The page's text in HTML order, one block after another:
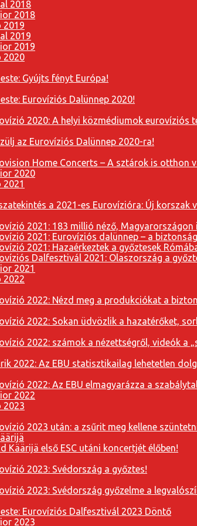
2018
2018
2019
2019
2019
2020
Gyújts fényt Európa!
Eurovíziós Dalünnep 2020!
2020: A helyi közmédiumok eurovíziós
az Eurovíziós Dalünnep 2020-ra!
Home Concerts – A sztárok is otthon
2020
2021
a 2021-es Eurovízióra: Új korszak
2021: 183 millió néző,
2021: Eurovíziós dalünnep – a
2021: Hazaérkeztek a győztesek
Dalfesztivál 2021: Olaszország a
2021
2022
2022: Nézd meg a produkciókat a
2022: Sokan üdvözlik a hazatérőket,
2022: számok a nézettségről, videók a
2022: Az EBU statisztikailag lehetetlen
2022: Az EBU elmagyarázza a
2022
2023
2023 után: a zsűrit meg kellene
Käärijä első ESC utáni koncertjét élőben!
2023: Svédország a győztes!
2023: Svédország győzelme a
Eurovíziós Dalfesztivál 2023 Döntő
2023